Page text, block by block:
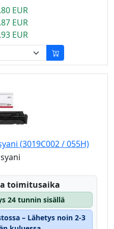
EUR
EUR
EUR
(3019C002 / 055H)
syani
toimitusaika
24 tunnin sisällä
– Lähetys noin 2-3